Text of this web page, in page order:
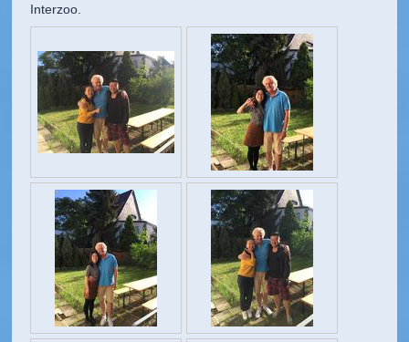
Interzoo.